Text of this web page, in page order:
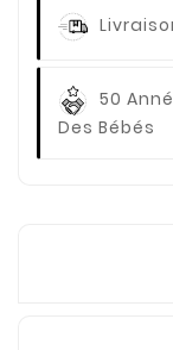
50
Des Bébés